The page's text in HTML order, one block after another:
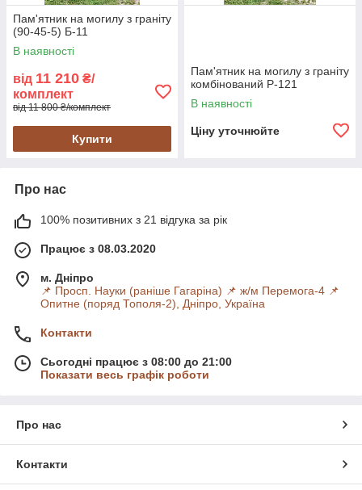
Пам'ятник на могилу з граніту
(90-45-5) Б-11
В наявності
від 11 210 ₴/
комплект
від 11 800 ₴/комплект
Купити
Пам'ятник на могилу з граніту
комбінований Р-121
В наявності
Ціну уточнюйте
Про нас
100% позитивних з 21 відгука за рік
Працює з 08.03.2020
м. Дніпро
📌 Просп. Науки (раніше Гагаріна) 📌 ж/м Перемога-4 📌
Опитне (поряд Тополя-2), Дніпро, Україна
Контакти
Сьогодні працює з 08:00 до 21:00
Показати весь графік роботи
Про нас
Контакти